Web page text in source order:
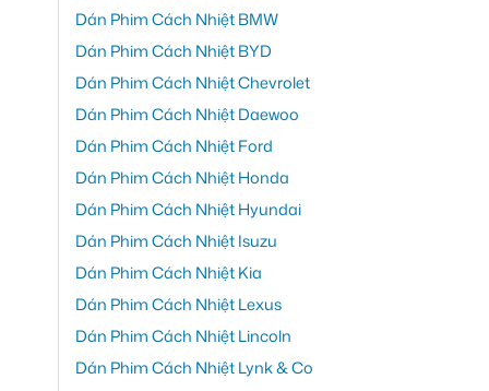
Dán Phim Cách Nhiệt BMW
Dán Phim Cách Nhiệt BYD
Dán Phim Cách Nhiệt Chevrolet
Dán Phim Cách Nhiệt Daewoo
Dán Phim Cách Nhiệt Ford
Dán Phim Cách Nhiệt Honda
Dán Phim Cách Nhiệt Hyundai
Dán Phim Cách Nhiệt Isuzu
Dán Phim Cách Nhiệt Kia
Dán Phim Cách Nhiệt Lexus
Dán Phim Cách Nhiệt Lincoln
Dán Phim Cách Nhiệt Lynk & Co